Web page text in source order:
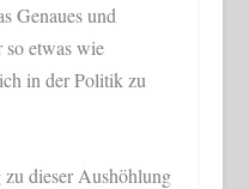
Genaues und
so etwas wie
in der Politik zu
dieser Aushöhlung